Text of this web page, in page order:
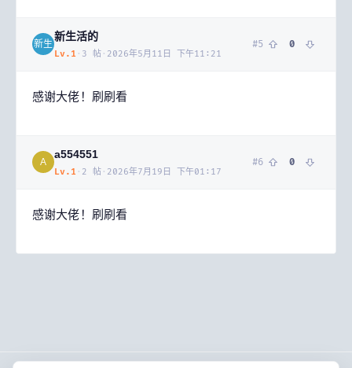
新生
新生活的
Lv. 1 · 3 帖 · 2026年5月11日 下午11:21
#5 0
感谢大佬！刷刷看
A
a554551
Lv. 1 · 2 帖 · 2026年7月19日 下午01:17
#6 0
感谢大佬！刷刷看